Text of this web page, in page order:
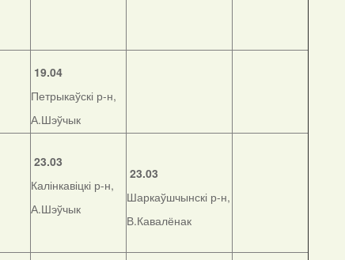
19.04
Петрыкаўскі р-н,
А.Шэўчык
23.03
Калінкавіцкі р-н,
А.Шэўчык
23.03
Шаркаўшчынскі р-н,
В.Кавалёнак